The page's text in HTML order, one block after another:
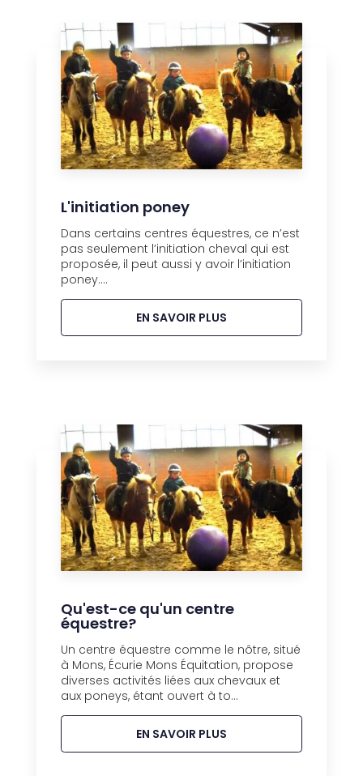
L'initiation poney
Dans certains centres équestres, ce n’est
pas seulement l’initiation cheval qui est
proposée, il peut aussi y avoir l’initiation
poney....
EN SAVOIR PLUS
Qu'est-ce qu'un centre
équestre?
Un centre équestre comme le nôtre, situé
à Mons, Écurie Mons Équitation, propose
diverses activités liées aux chevaux et
aux poneys, étant ouvert à to...
EN SAVOIR PLUS